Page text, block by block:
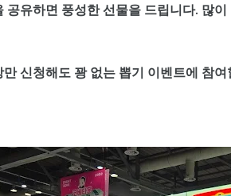
공유하면 풍성한 선물을 드립니다. 많
신청해도 꽝 없는 뽑기 이벤트에 참